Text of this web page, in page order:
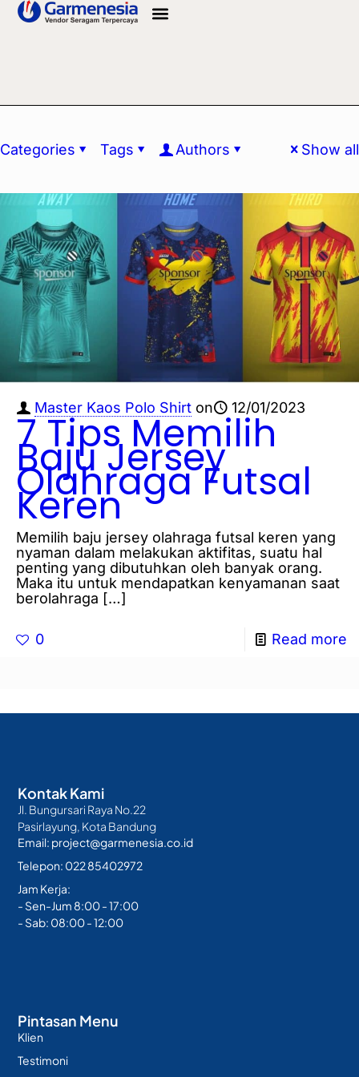
Categories Tags Authors Show all
Master Kaos Polo Shirt on 12/01/2023
7 Tips Memilih
Baju Jersey
Olahraga Futsal
Keren
Memilih baju jersey olahraga futsal keren yang
nyaman dalam melakukan aktifitas, suatu hal
penting yang dibutuhkan oleh banyak orang.
Maka itu untuk mendapatkan kenyamanan saat
berolahraga […]
0 Read more
Pintasan Menu
Klien
Testimoni
Kontak Kami
Jl. Bungursari Raya No.22
Pasirlayung, Kota Bandung
Email: project@garmenesia.co.id
Telepon: 022 85402972
Jam Kerja:
- Sen-Jum 8:00 - 17:00
- Sab: 08:00 - 12:00